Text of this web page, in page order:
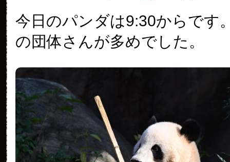
今日のパンダは9:30からです
の団体さんが多めでした。